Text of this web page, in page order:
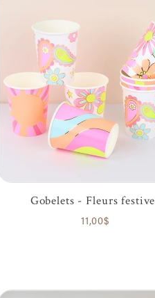
Gobelets - Fleurs
11,00$